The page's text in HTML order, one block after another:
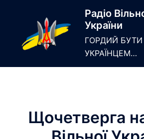
Радіо
України
ГОРДИЙ БУТИ
УКРАЇНЦЕМ…
Щочетверга